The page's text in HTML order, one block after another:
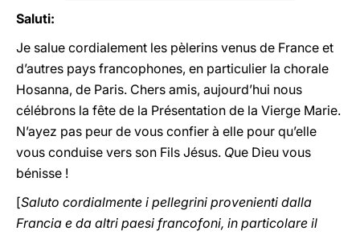
Saluti:
Je salue cordialement les pèlerins venus de France et
d’autres pays francophones, en particulier la chorale
Hosanna, de Paris. Chers amis, aujourd’hui nous
célébrons la fête de la Présentation de la Vierge Marie.
N’ayez pas peur de vous confier à elle pour qu’elle
vous conduise vers son Fils Jésus. Que Dieu vous
bénisse !
[Saluto cordialmente i pellegrini provenienti dalla
Francia e da altri paesi francofoni, in particolare il